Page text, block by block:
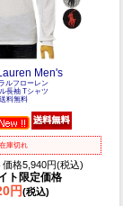
Men's
ルフローレン
長袖 Tシャツ
送料無料
在庫切れ
格5,940円(税込)
ト限定価格
円(税込)